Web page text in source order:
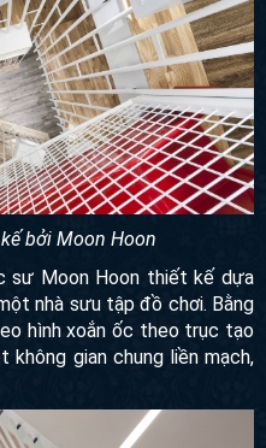
kế bởi Moon Hoon
sư Moon Hoon thiết kế dựa
một nhà sưu tập đồ chơi.
theo hình xoắn ốc theo trục
một không gian chung liền